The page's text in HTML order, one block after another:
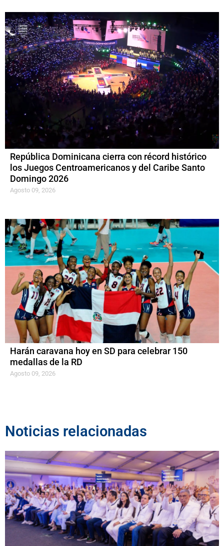
República Dominicana cierra con récord histórico
los Juegos Centroamericanos y del Caribe Santo
Domingo 2026
Agosto 09, 2026
Harán caravana hoy en SD para celebrar 150
medallas de la RD
Agosto 09, 2026
Noticias relacionadas